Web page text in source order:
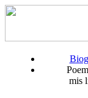
mis